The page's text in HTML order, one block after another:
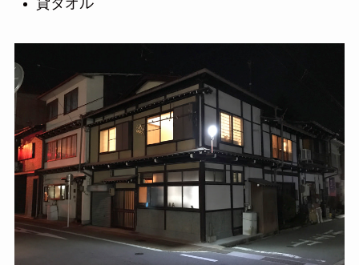
貸タオル